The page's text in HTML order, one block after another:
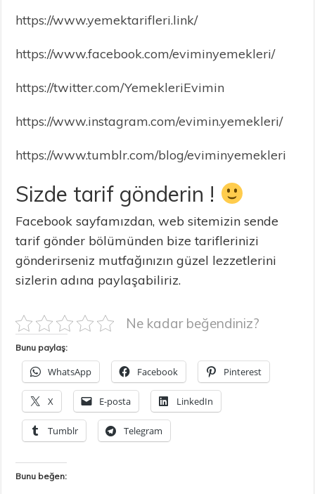
https://www.yemektarifleri.link/
https://www.facebook.com/eviminyemekleri/
https://twitter.com/YemekleriEvimin
https://www.instagram.com/evimin.yemekleri/
https://www.tumblr.com/blog/eviminyemekleri
Sizde tarif gönderin !
Facebook sayfamızdan, web sitemizin sende
tarif gönder bölümünden bize tariflerinizi
gönderirseniz mutfağınızın güzel lezzetlerini
sizlerin adına paylaşabiliriz.
Ne kadar beğendiniz?
Bunu paylaş:
WhatsApp Facebook Pinterest
X E-posta LinkedIn
Tumblr Telegram
Bunu beğen: